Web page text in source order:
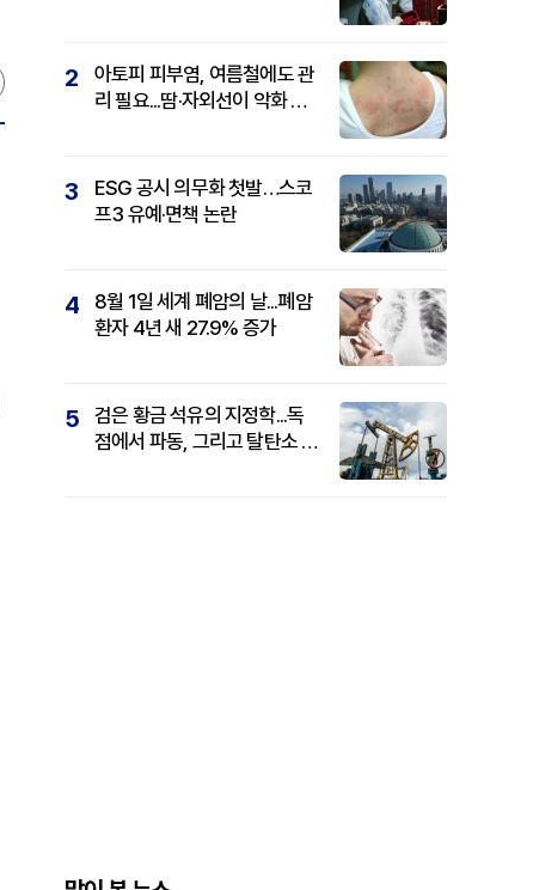
2
아토피 피부염, 여름철에도 관
리 필요...땀·자외선이 악화 요
3
ESG 공시 의무화 첫발…스코
프3 유예·면책 논란
4
8월 1일 세계 폐암의 날...폐암
환자 4년 새 27.9% 증가
5
검은 황금 석유의 지정학...독
점에서 파동, 그리고 탈탄소 패